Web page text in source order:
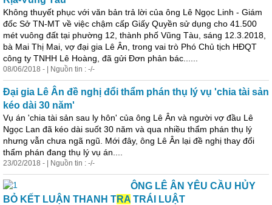
Không thuyết phục với văn bản trả lời của ông Lê Ngọc Linh - Giám
đốc Sở TN-MT về việc chậm cấp Giấy Quyền sử dụng cho 41.500
mét vuông đất tại phường 12, thành phố Vũng Tàu, sáng 12.3.2018,
bà Mai Thị Mai, vợ đại gia Lê Ân, trong vai trò Phó Chủ tịch HĐQT
công ty TNHH Lê Hoàng, đã gửi Đơn phản bác......
08/06/2018 - | Nguồn tin : -/-
Đại gia Lê Ân đề nghị đổi thẩm phán thụ lý vụ 'chia tài sản
kéo dài 30 năm'
Vụ án 'chia tài sản sau ly hôn' của ông Lê Ân và người vợ đầu Lê
Ngọc Lan đã kéo dài suốt 30 năm và qua nhiều thẩm phán thụ lý
nhưng vẫn chưa ngã ngũ. Mới đây, ông Lê Ân lại đề nghị thay đổi
thẩm phán đang thụ lý vụ án....
23/02/2018 - | Nguồn tin : -/-
ÔNG LÊ ÂN YÊU CẦU HỦY
BỎ KẾT LUẬN THANH TRA TRÁI LUẬT